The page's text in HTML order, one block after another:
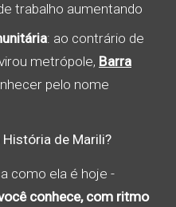
trabalho aumentando
: ao contrário de
metrópole, Barra
pelo nome
de Marili?
como ela é hoje -
conhece, com ritmo